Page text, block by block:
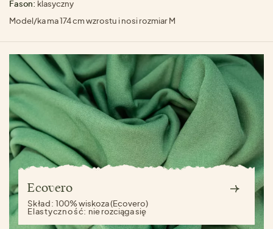
Fason: klasyczny
Model/ka ma 174 cm wzrostu i nosi rozmiar M
Ecovero
Skład:100% wiskoza (Ecovero)
Elastyczność: nie rozciąga się